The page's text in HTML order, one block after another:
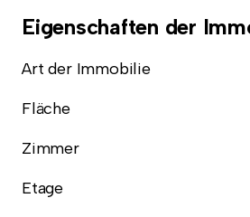
Eigenschaften der
Art der Immobilie
Fläche
Zimmer
Etage